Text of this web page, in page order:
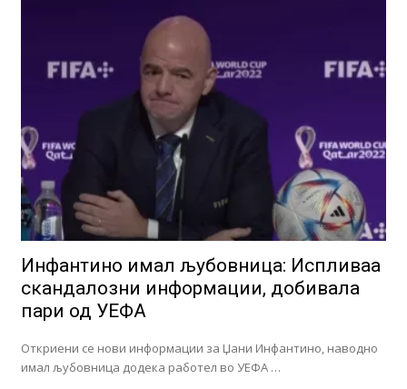
Инфантино имал љубовница: Испливаа
скандалозни информации, добивала
пари од УЕФА
Откриени се нови информации за Џани Инфантино, наводно
имал љубовница додека работел во УЕФА …